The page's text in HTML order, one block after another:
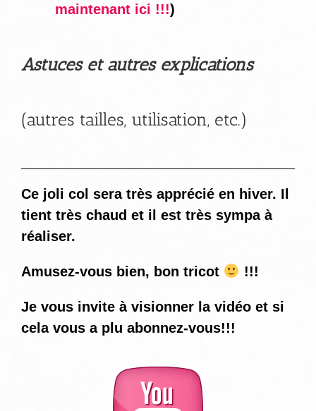
maintenant ici !!!)
Astuces et autres explications
(autres tailles, utilisation, etc.)
Ce joli col sera très apprécié en hiver. Il
tient très chaud et il est très sympa à
réaliser.
Amusez-vous bien, bon tricot !!!
Je vous invite à visionner la vidéo et si
cela vous a plu abonnez-vous!!!